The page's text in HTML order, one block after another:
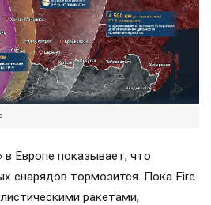
Европе показывает, что
снарядов тормозится. Пока Fire
ракетами,